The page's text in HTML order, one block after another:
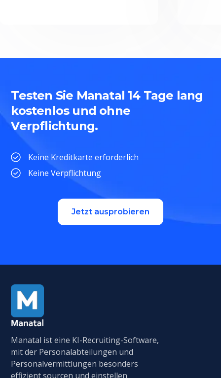
Testen Sie Manatal 14 Tage lang
kostenlos und ohne
Verpflichtung.
Keine Kreditkarte erforderlich
Keine Verpflichtung
Jetzt ausprobieren
Manatal ist eine KI-Recruiting-Software,
mit der Personalabteilungen und
Personalvermittlungen besonders
effizient sourcen und einstellen